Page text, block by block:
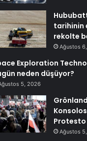
tarihinin
rekolte
Ağustos
Exploration
neden düşüyor?
5, 2026
Protesto
Ağustos